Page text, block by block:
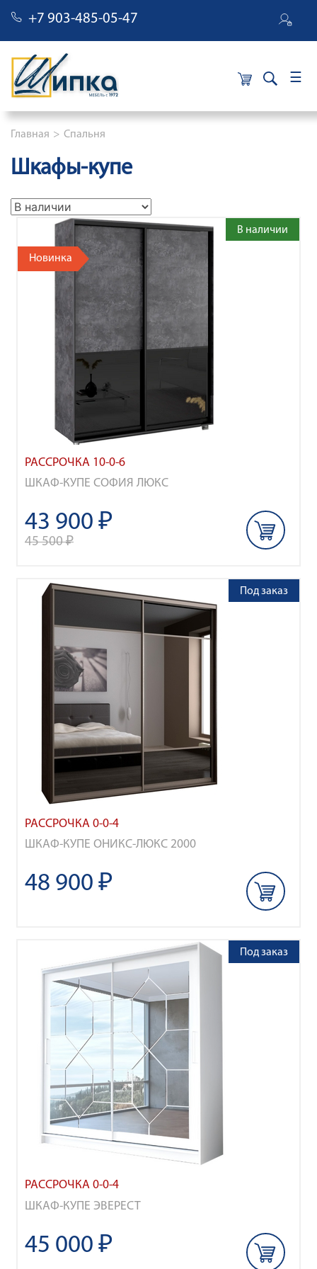
+7 903-485-05-47 ×
Строка навигации
Главная Спальня
Шкафы-купе
РАССРОЧКА 10-0-6
ШКАФ-КУПЕ СОФИЯ ЛЮКС
Новинка
В наличии
43 900 ₽
45 500 ₽
РАССРОЧКА 0-0-4
ШКАФ-КУПЕ ОНИКС-ЛЮКС 2000
Под заказ
48 900 ₽
РАССРОЧКА 0-0-4
ШКАФ-КУПЕ ЭВЕРЕСТ
Под заказ
45 000 ₽